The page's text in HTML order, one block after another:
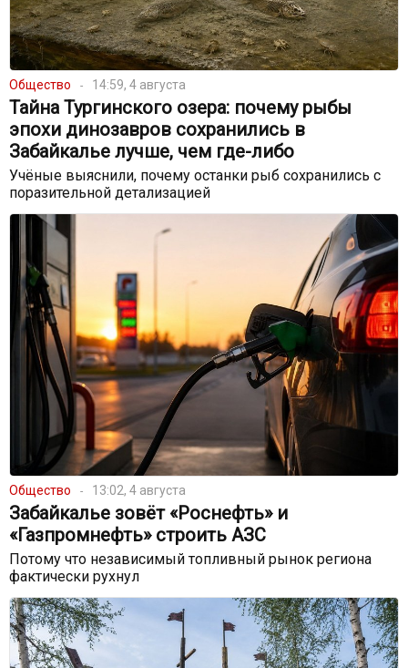
Общество 14:59, 4 августа
Тайна Тургинского озера: почему рыбы
эпохи динозавров сохранились в
Забайкалье лучше, чем где-либо
Учёные выяснили, почему останки рыб сохранились с
поразительной детализацией
Общество 13:02, 4 августа
Забайкалье зовёт «Роснефть» и
«Газпромнефть» строить АЗС
Потому что независимый топливный рынок региона
фактически рухнул